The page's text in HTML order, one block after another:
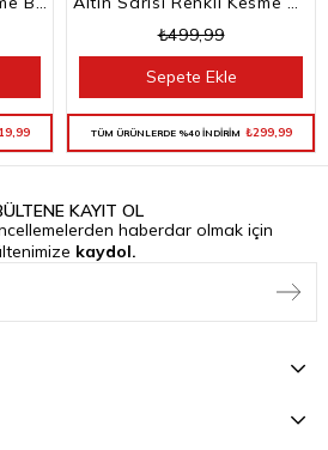
₺499,99
Sepete Ekle
TÜM ÜRÜNLERDE %40 İNDİRİM ₺299,99
KAYIT OL
haberdar olmak için
kaydol.